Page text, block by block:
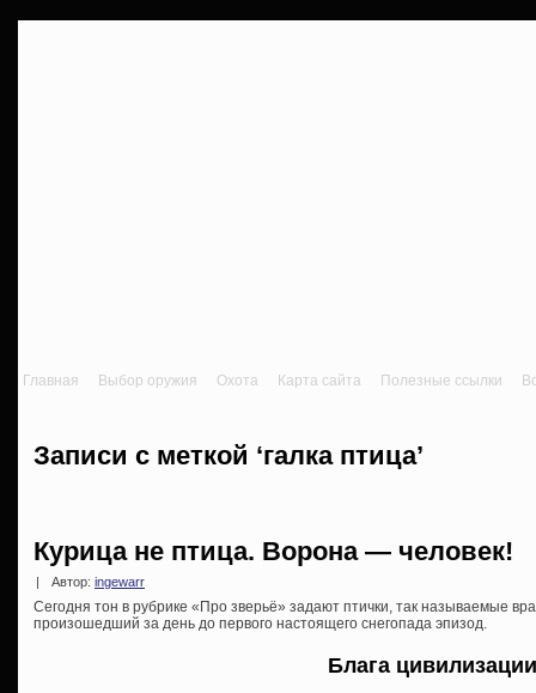
Главная Выбор оружия Охота Карта сайта Полезные ссылки
Записи с меткой ‘галка птица’
Курица не птица. Ворона — человек!
Автор: ingewarr
Сегодня тон в рубрике «Про зверьё» задают птички, так называемые
произошедший за день до первого настоящего снегопада эпизод.
Блага цивилизации